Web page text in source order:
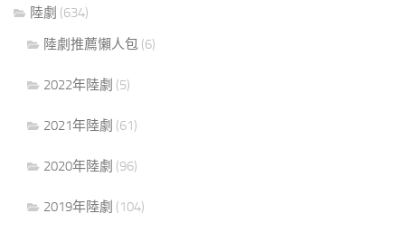
陸劇 (634)
陸劇推薦懶人包 (6)
2022年陸劇 (5)
2021年陸劇 (61)
2020年陸劇 (96)
2019年陸劇 (104)